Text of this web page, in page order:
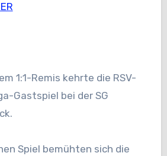
1:1-Remis kehrte die RSV-
Gastspiel bei der SG
Spiel bemühten sich die